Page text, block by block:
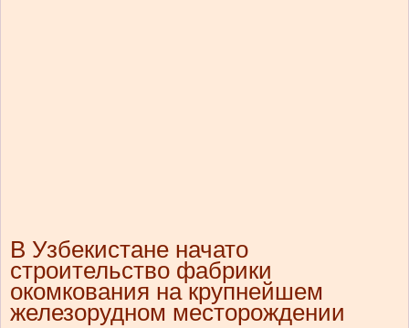
В Узбекистане начато
строительство фабрики
окомкования на крупнейшем
железорудном месторождении